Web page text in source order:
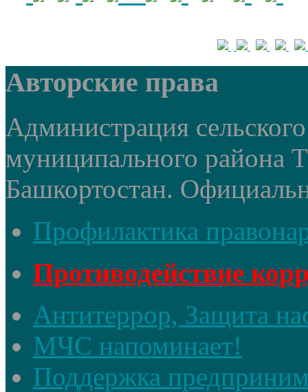
Авторские права
Администрация
муниципального района
Башкортостан.
Профилактика
Противодействие
Антитеррор, Защита
МЧС напоминает!
Поддержка